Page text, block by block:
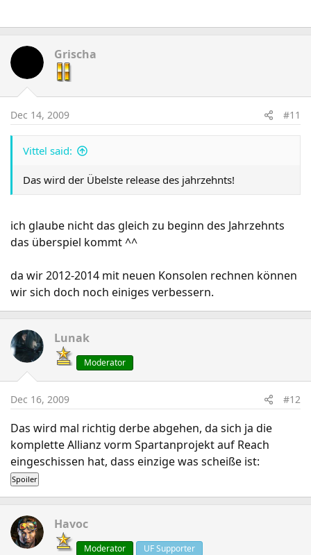
Grischa
Dec 14, 2009 #11
Vittel said:
Das wird der Übelste release des jahrzehnts!
ich glaube nicht das gleich zu beginn des Jahrzehnts
das überspiel kommt ^^
da wir 2012-2014 mit neuen Konsolen rechnen können
wir sich doch noch einiges verbessern.
Lunak
Moderator
Dec 16, 2009 #12
Das wird mal richtig derbe abgehen, da sich ja die
komplette Allianz vorm Spartanprojekt auf Reach
eingeschissen hat, dass einzige was scheiße ist:
Havoc
Moderator UF Supporter